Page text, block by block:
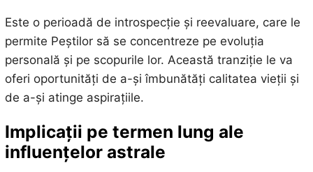
Este o perioadă de introspecție și reevaluare, care le
permite Peștilor să se concentreze pe evoluția
personală și pe scopurile lor. Această tranziție le va
oferi oportunități de a-și îmbunătăți calitatea vieții și
de a-și atinge aspirațiile.
Implicații pe termen lung ale
influențelor astrale